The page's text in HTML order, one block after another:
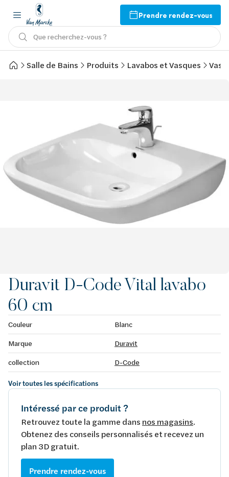
Prendre rendez-vous
Que recherchez-vous ?
Salle de Bains Produits Lavabos et Vasques
Duravit D-Code Vital lavabo
60 cm
Couleur
Blanc
Marque
Duravit
collection
D-Code
Voir toutes les spécifications
Intéressé par ce produit ?
Retrouvez toute la gamme dans nos magasins.
Obtenez des conseils personnalisés et recevez un
plan 3D gratuit.
Prendre rendez-vous